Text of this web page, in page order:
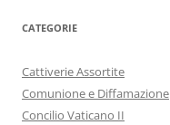
CATEGORIE
Cattiverie Assortite
Comunione e Diffamazione
Concilio Vaticano II